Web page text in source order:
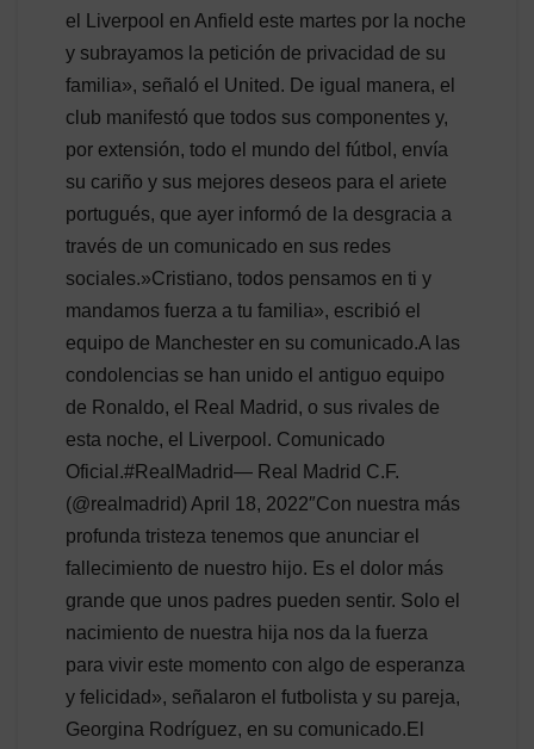
el Liverpool en Anfield este martes por la noche
y subrayamos la petición de privacidad de su
familia», señaló el United. De igual manera, el
club manifestó que todos sus componentes y,
por extensión, todo el mundo del fútbol, envía
su cariño y sus mejores deseos para el ariete
portugués, que ayer informó de la desgracia a
través de un comunicado en sus redes
sociales.»Cristiano, todos pensamos en ti y
mandamos fuerza a tu familia», escribió el
equipo de Manchester en su comunicado.A las
condolencias se han unido el antiguo equipo
de Ronaldo, el Real Madrid, o sus rivales de
esta noche, el Liverpool. Comunicado
Oficial.#RealMadrid— Real Madrid C.F.
(@realmadrid) April 18, 2022″Con nuestra más
profunda tristeza tenemos que anunciar el
fallecimiento de nuestro hijo. Es el dolor más
grande que unos padres pueden sentir. Solo el
nacimiento de nuestra hija nos da la fuerza
para vivir este momento con algo de esperanza
y felicidad», señalaron el futbolista y su pareja,
Georgina Rodríguez, en su comunicado.El